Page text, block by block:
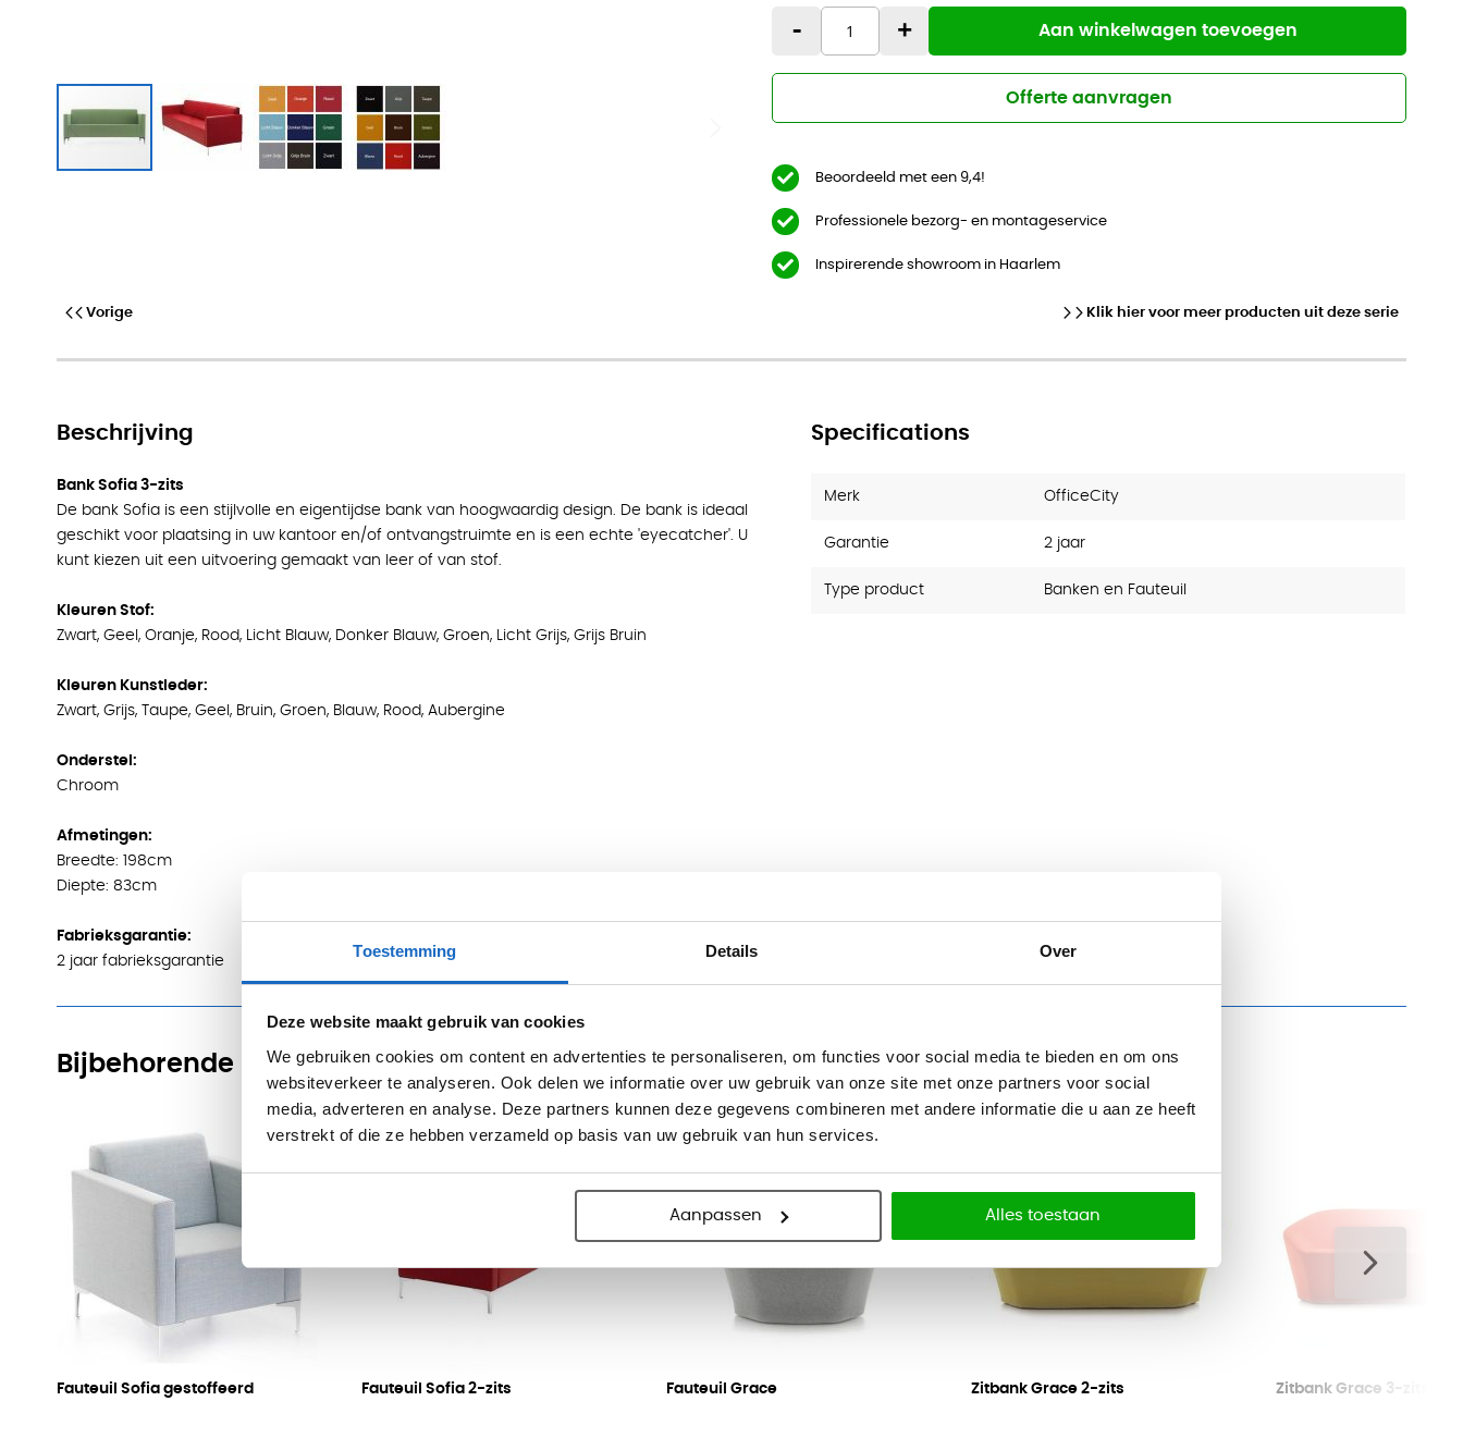
Toestemming Details Over
Deze website maakt gebruik van cookies
We gebruiken cookies om content en advertenties te personaliseren, om functies voor social media te bieden en om ons
websiteverkeer te analyseren. Ook delen we informatie over uw gebruik van onze site met onze partners voor social
media, adverteren en analyse. Deze partners kunnen deze gegevens combineren met andere informatie die u aan ze heeft
verstrekt of die ze hebben verzameld op basis van uw gebruik van hun services.
Aanpassen Alles toestaan
Bank Sofia 3-zits Groen
- + Aan winkelwagen toevoegen
Offerte aanvragen
Beoordeeld met een 9,4!
Professionele bezorg- en montageservice
Inspirerende showroom in Haarlem
Vorige Klik hier voor meer producten uit deze serie
Beschrijving
Bank Sofia 3-zits
De bank Sofia is een stijlvolle en eigentijdse bank van hoogwaardig design. De bank is ideaal
geschikt voor plaatsing in uw kantoor en/of ontvangstruimte en is een echte 'eyecatcher'. U
kunt kiezen uit een uitvoering gemaakt van leer of van stof.
Kleuren Stof:
Zwart, Geel, Oranje, Rood, Licht Blauw, Donker Blauw, Groen, Licht Grijs, Grijs Bruin
Kleuren Kunstleder:
Zwart, Grijs, Taupe, Geel, Bruin, Groen, Blauw, Rood, Aubergine
Onderstel:
Chroom
Afmetingen:
Breedte: 198cm
Diepte: 83cm
Fabrieksgarantie:
2 jaar fabrieksgarantie
Specifications
Merk OfficeCity
Garantie 2 jaar
Type product Banken en Fauteuil
Bijbehorende producten
Fauteuil Sofia gestoffeerd Fauteuil Sofia 2-zits Fauteuil Grace Zitbank Grace 2-zits Zitbank Grace 3-zits